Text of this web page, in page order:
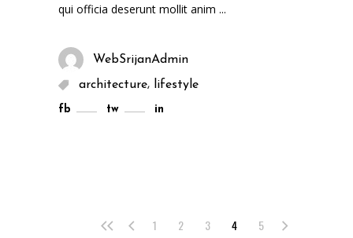
qui officia deserunt mollit anim
WebSrijanAdmin
architecture, lifestyle
fb tw in
1 2 3 4 5